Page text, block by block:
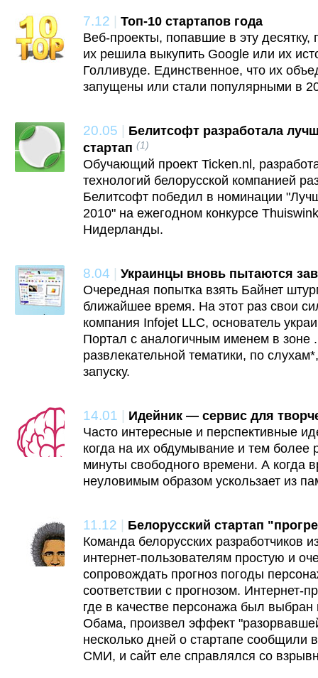
7.12 | Топ-10 стартапов года
Веб-проекты, попавшие в эту десятку,
их решила выкупить Google или их
Голливуде. Единственное, что их
запущены или стали популярными в
20.05 | Белитсофт разработала
стартап (1)
Обучающий проект Ticken.nl,
технологий белорусской компанией
Белитсофт победил в номинации
2010" на ежегодном конкурсе
Нидерланды.
8.04 | Украинцы вновь пытаются
Очередная попытка взять Байнет
ближайшее время. На этот раз свои
компания Infojet LLC, основатель
Портал с аналогичным именем в зоне
развлекательной тематики, по
запуску.
14.01 | Идейник — сервис для
Часто интересные и перспективные
когда на их обдумывание и тем более
минуты свободного времени. А когда
неуловимым образом ускользает из
11.12 | Белорусский стартап
Команда белорусских разработчиков
интернет-пользователям простую и
сопровождать прогноз погоды
соответствии с прогнозом. Интернет-
где в качестве персонажа был
Обама, произвел эффект
несколько дней о стартапе
СМИ, и сайт еле справлялся со